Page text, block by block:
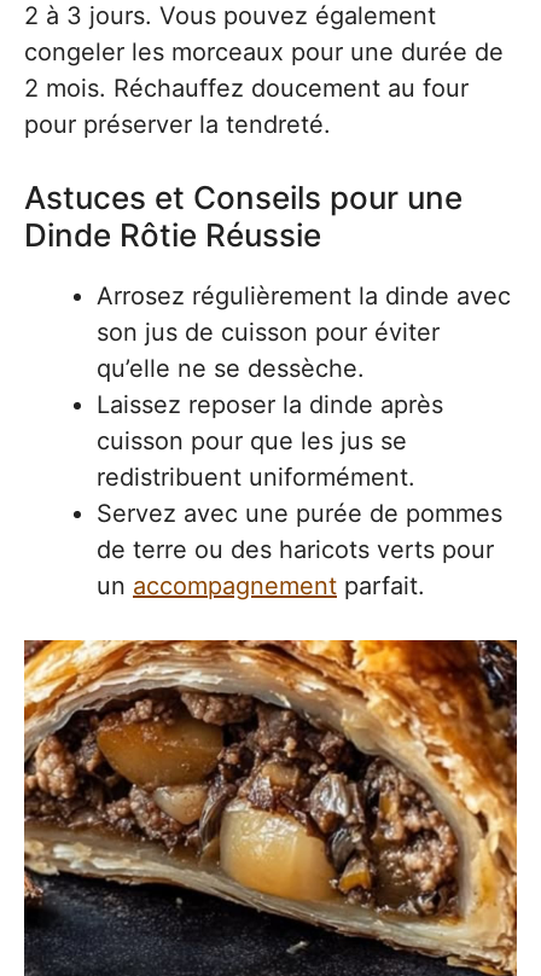
2 à 3 jours. Vous pouvez également
congeler les morceaux pour une durée de
2 mois. Réchauffez doucement au four
pour préserver la tendreté.
Astuces et Conseils pour une
Dinde Rôtie Réussie
Arrosez régulièrement la dinde avec
son jus de cuisson pour éviter
qu’elle ne se dessèche.
Laissez reposer la dinde après
cuisson pour que les jus se
redistribuent uniformément.
Servez avec une purée de pommes
de terre ou des haricots verts pour
un accompagnement parfait.